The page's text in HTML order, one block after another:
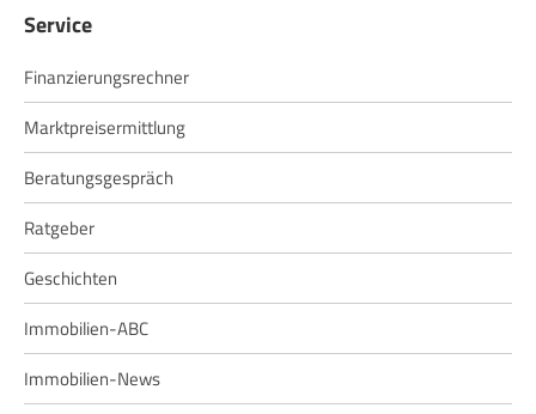
Service
Finanzierungsrechner
Marktpreisermittlung
Beratungsgespräch
Ratgeber
Geschichten
Immobilien-ABC
Immobilien-News